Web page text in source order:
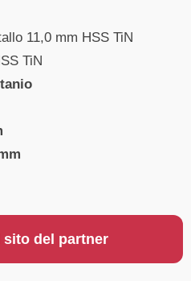
11,0 mm HSS TiN
TiN
del partner